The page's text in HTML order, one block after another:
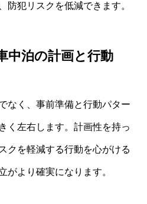
防犯リスクを低減できます。
中泊の計画と行動
なく、事前準備と行動パター
く左右します。計画性を持っ
クを軽減する行動を心がける
がより確実になります。